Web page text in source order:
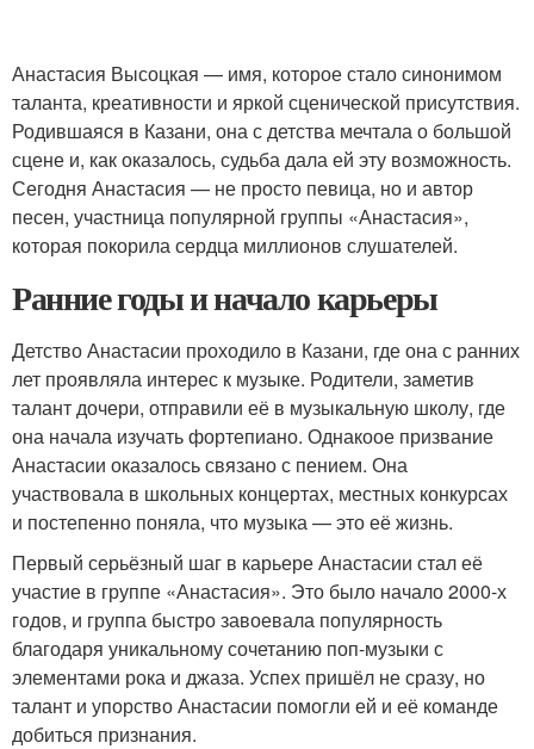
Анастасия Высоцкая — имя, которое стало синонимом
таланта, креативности и яркой сценической присутствия.
Родившаяся в Казани, она с детства мечтала о большой
сцене и, как оказалось, судьба дала ей эту возможность.
Сегодня Анастасия — не просто певица, но и автор
песен, участница популярной группы «Анастасия»,
которая покорила сердца миллионов слушателей.
Ранние годы и начало карьеры
Детство Анастасии проходило в Казани, где она с ранних
лет проявляла интерес к музыке. Родители, заметив
талант дочери, отправили её в музыкальную школу, где
она начала изучать фортепиано. Однакоое призвание
Анастасии оказалось связано с пением. Она
участвовала в школьных концертах, местных конкурсах
и постепенно поняла, что музыка — это её жизнь.
Первый серьёзный шаг в карьере Анастасии стал её
участие в группе «Анастасия». Это было начало 2000-х
годов, и группа быстро завоевала популярность
благодаря уникальному сочетанию поп-музыки с
элементами рока и джаза. Успех пришёл не сразу, но
талант и упорство Анастасии помогли ей и её команде
добиться признания.